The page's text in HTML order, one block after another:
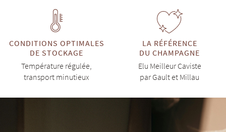
CONDITIONS OPTIMALES
DE STOCKAGE
Température régulée,
transport minutieux
LA RÉFÉRENCE
DU CHAMPAGNE
Elu Meilleur Caviste
par Gault et Millau